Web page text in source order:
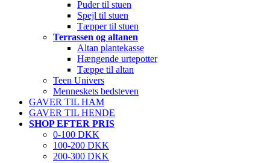
Puder til stuen
Spejl til stuen
Tæpper til stuen
Terrassen og altanen
Altan plantekasse
Hængende urtepotter
Tæppe til altan
Teen Univers
Menneskets bedsteven
GAVER TIL HAM
GAVER TIL HENDE
SHOP EFTER PRIS
0-100 DKK
100-200 DKK
200-300 DKK